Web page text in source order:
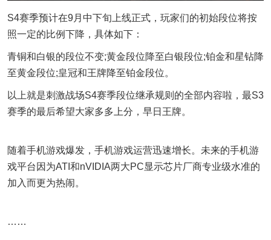
S4赛季预计在9月中下旬上线正式，玩家们的初始段位将按
照一定的比例下降，具体如下：
青铜和白银的段位不变;黄金段位降至白银段位;铂金和星钻降
至黄金段位;皇冠和王牌降至铂金段位。
以上就是刺激战场S4赛季段位继承规则的全部内容啦，最S3
赛季的最后希望大家多多上分，早日王牌。
随着手机游戏爆发，手机游戏运营迅速增长。未来的手机游
戏平台因为ATI和nVIDIA两大PC显示芯片厂商专业级水准的
加入而更为热闹。
……